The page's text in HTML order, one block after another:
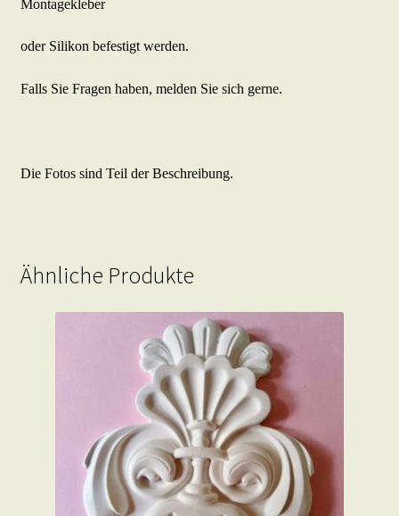
Montagekleber
oder Silikon befestigt werden.
Falls Sie Fragen haben, melden Sie sich gerne.
Die Fotos sind Teil der Beschreibung.
Ähnliche Produkte